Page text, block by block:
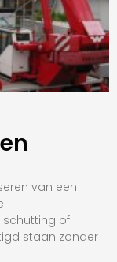
van een
schutting of
staan zonder